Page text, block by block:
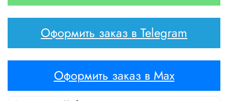
Оформить заказ в Telegram
Оформить заказ в Max